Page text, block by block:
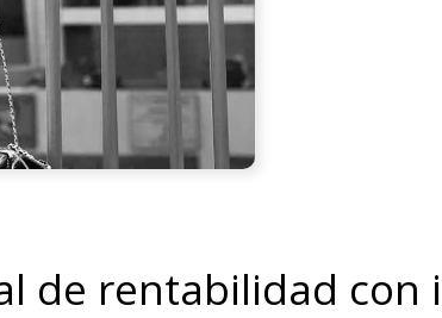
de rentabilidad con